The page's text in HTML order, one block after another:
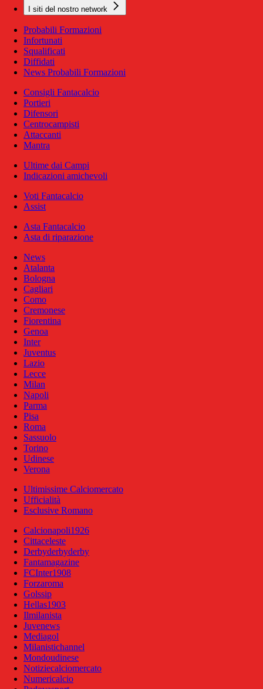
I siti del nostro network
Probabili Formazioni
Infortunati
Squalificati
Diffidati
News Probabili Formazioni
Consigli Fantacalcio
Portieri
Difensori
Centrocampisti
Attaccanti
Mantra
Ultime dai Campi
Indicazioni amichevoli
Voti Fantacalcio
Assist
Asta Fantacalcio
Asta di riparazione
News
Atalanta
Bologna
Cagliari
Como
Cremonese
Fiorentina
Genoa
Inter
Juventus
Lazio
Lecce
Milan
Napoli
Parma
Pisa
Roma
Sassuolo
Torino
Udinese
Verona
Ultimissime Calciomercato
Ufficialità
Esclusive Romano
Calcionapoli1926
Cittaceleste
Derbyderbyderby
Fantamagazine
FCInter1908
Forzaroma
Golssip
Hellas1903
Ilmilanista
Juvenews
Mediagol
Milanistichannel
Mondoudinese
Notiziecalciomercato
Numericalcio